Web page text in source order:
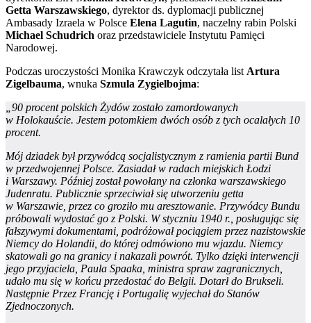
Getta Warszawskiego, dyrektor ds. dyplomacji publicznej
Ambasady Izraela w Polsce Elena Lagutin, naczelny rabin Polski
Michael Schudrich oraz przedstawiciele Instytutu Pamięci
Narodowej.
Podczas uroczystości Monika Krawczyk odczytała list Artura
Zigelbauma, wnuka Szmula Zygielbojma:
„90 procent polskich Żydów zostało zamordowanych
w Holokauście. Jestem potomkiem dwóch osób z tych ocalałych 10
procent.
Mój dziadek był przywódcą socjalistycznym z ramienia partii Bund
w przedwojennej Polsce. Zasiadał w radach miejskich Łodzi
i Warszawy. Później został powołany na członka warszawskiego
Judenratu. Publicznie sprzeciwiał się utworzeniu getta
w Warszawie, przez co groziło mu aresztowanie. Przywódcy Bundu
próbowali wydostać go z Polski. W styczniu 1940 r., posługując się
fałszywymi dokumentami, podróżował pociągiem przez nazistowskie
Niemcy do Holandii, do której odmówiono mu wjazdu. Niemcy
skatowali go na granicy i nakazali powrót. Tylko dzięki interwencji
jego przyjaciela, Paula Spaaka, ministra spraw zagranicznych,
udało mu się w końcu przedostać do Belgii. Dotarł do Brukseli.
Następnie Przez Francję i Portugalię wyjechał do Stanów
Zjednoczonych.